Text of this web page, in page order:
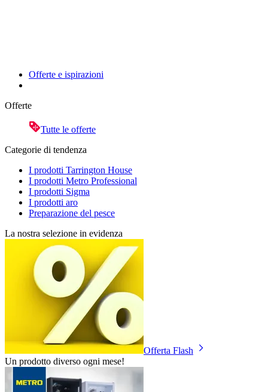
Offerte e ispirazioni
Offerte
Tutte le offerte
Categorie di tendenza
I prodotti Tarrington House
I prodotti Metro Professional
I prodotti Sigma
I prodotti aro
Preparazione del pesce
La nostra selezione in evidenza
Offerta Flash
Un prodotto diverso ogni mese!